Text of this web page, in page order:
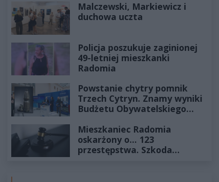
Malczewski, Markiewicz i
duchowa uczta
Policja poszukuje zaginionej
49-letniej mieszkanki
Radomia
Powstanie chytry pomnik
Trzech Cytryn. Znamy wyniki
Budżetu Obywatelskiego
Mieszkaniec Radomia
oskarżony o... 123
przestępstwa. Szkoda